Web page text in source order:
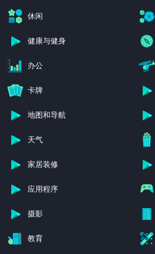
休闲
健康与健身
办公
卡牌
地图和导航
天气
家居装修
应用程序
摄影
教育